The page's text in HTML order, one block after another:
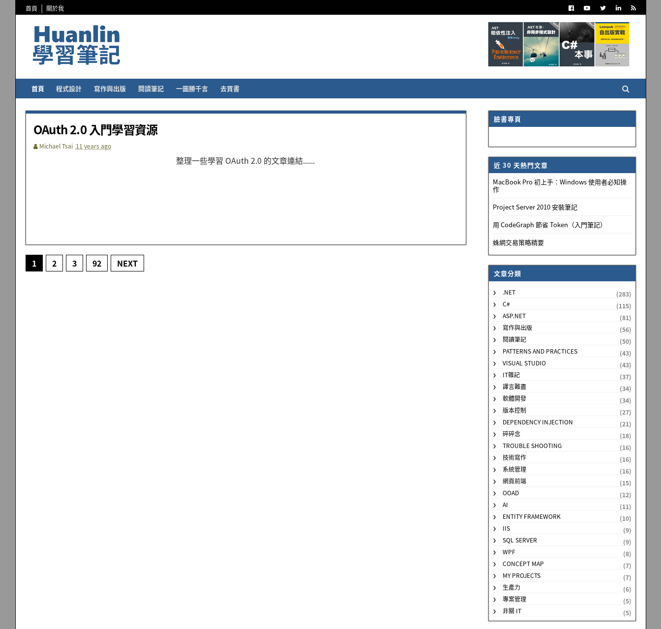
首頁 關於我
首頁 程式設計 寫作與出版 閱讀筆記 一圖勝千言 去買書
OAuth 2.0 入門學習資源
Michael Tsai 11 years ago
整理一些學習 OAuth 2.0 的文章連結......
1 2 3 92 NEXT
臉書專頁
近 30 天熱門文章
MacBook Pro 初上手：Windows 使用者必知操
作
Project Server 2010 安裝筆記
用 CodeGraph 節省 Token（入門筆記）
蛛網交易策略精要
文章分類
.NET
(283)
C#
(115)
ASP.NET
(81)
寫作與出版
(56)
閱讀筆記
(50)
PATTERNS AND PRACTICES
(43)
VISUAL STUDIO
(43)
IT雜記
(37)
譯言難盡
(34)
軟體開發
(34)
版本控制
(27)
DEPENDENCY INJECTION
(21)
碎碎念
(18)
TROUBLE SHOOTING
(16)
技術寫作
(16)
系統管理
(16)
網頁前端
(15)
OOAD
(12)
AI
(11)
ENTITY FRAMEWORK
(10)
IIS
(9)
SQL SERVER
(9)
WPF
(8)
CONCEPT MAP
(7)
MY PROJECTS
(7)
生產力
(6)
專案管理
(5)
非關 IT
(5)